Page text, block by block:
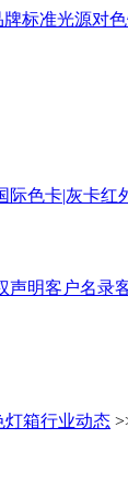
际色卡|灰卡红
声明客户名录
灯箱行业动态